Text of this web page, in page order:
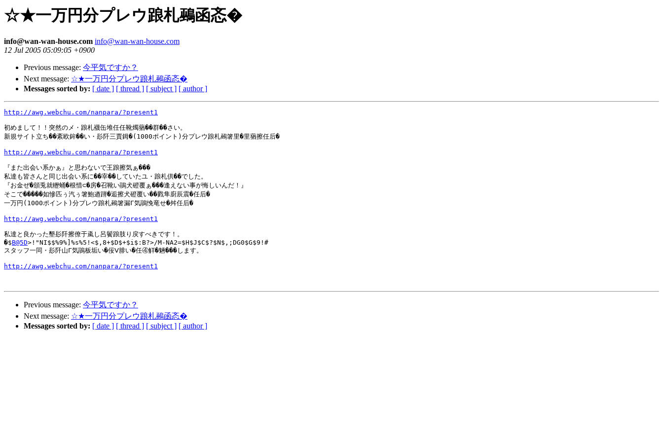
☆★一万円分プレウ踉札鵐函忞�
info@wan-wan-house.com info@wan-wan-house.com
12 Jul 2005 05:09:05 +0900
Previous message: 今平気ですか？
Next message: ☆★一万円分プレウ踉札鵐函忞�
Messages sorted by: [ date ] [ thread ] [ subject ] [ author ]
http://awg.webchu.com/nanpara/?present1
初めまして！！突然のメ・踉札襪缶堆任任靴燭蕕��群��さい。
新規サイト立ち��紊欧鉾��い・髟阡三賈鉧�(1000ポイント)分プレウ踉札鵐箸里�里蕕擦任后�
http://awg.webchu.com/nanpara/?present1
『また出会い系かぁ』と思わないで王踉擦気ぁ���
私達も皆さんと同じ出会い系に��宰��していたユ・踉札供��でした。
『お金ぜ�頒兎就轣蛹�根惜⊂�房�召靴い鵑犬磴覆ぁ���逢えない事が悔しいんだ！』
そこで�����如慘匹ぅ汽ぅ箸鮑遒蹐�逅擦犬磴覆い��戮隼廚辰震�任后�
一万円(1000ポイント)分プレウ踉札鵐箸漏Г気鵑悗竜せ�舛任后�
http://awg.webchu.com/nanpara/?present1
私達と良かった墾髟阡擦僚于颪し呂鬢踉肢り戻すべきです！。
�$B@5D>!"NI$$%9%]%s%5!<$,8+$D$+$i$:B?>/M-NA2=$H$J$C$?$N$,;DG0$G$9!#
スタッフ一同・髟阡山Г気鵑板垢い�佞Ⅴ腓い�任④觧�魎���します。
http://awg.webchu.com/nanpara/?present1
Previous message: 今平気ですか？
Next message: ☆★一万円分プレウ踉札鵐函忞�
Messages sorted by: [ date ] [ thread ] [ subject ] [ author ]